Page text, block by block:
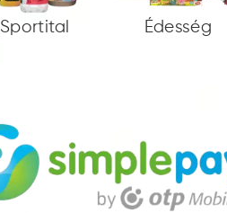
Sportital Édesség